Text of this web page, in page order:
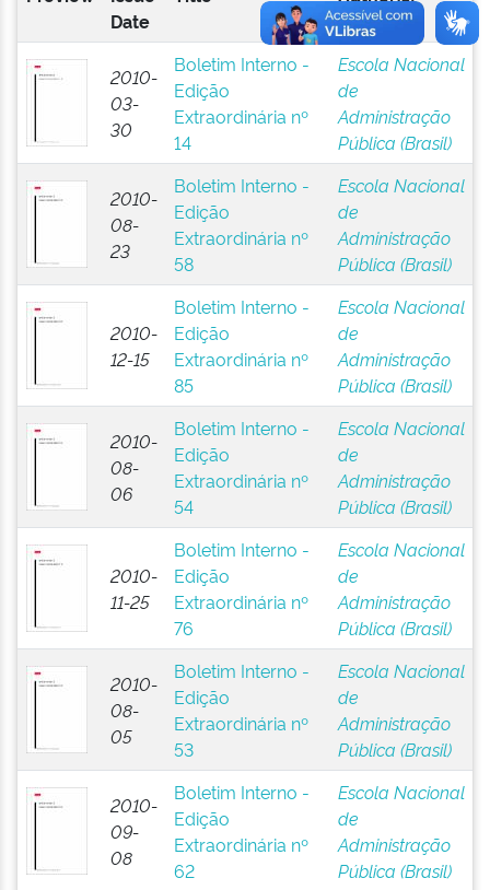
Date
2010-
03-
30
Boletim Interno -
Edição
Extraordinária nº
14
Escola Nacional
de
Administração
Pública (Brasil)
2010-
08-
23
Boletim Interno -
Edição
Extraordinária nº
58
Escola Nacional
de
Administração
Pública (Brasil)
2010-
12-15
Boletim Interno -
Edição
Extraordinária nº
85
Escola Nacional
de
Administração
Pública (Brasil)
2010-
08-
06
Boletim Interno -
Edição
Extraordinária nº
54
Escola Nacional
de
Administração
Pública (Brasil)
2010-
11-25
Boletim Interno -
Edição
Extraordinária nº
76
Escola Nacional
de
Administração
Pública (Brasil)
2010-
08-
05
Boletim Interno -
Edição
Extraordinária nº
53
Escola Nacional
de
Administração
Pública (Brasil)
2010-
09-
08
Boletim Interno -
Edição
Extraordinária nº
62
Escola Nacional
de
Administração
Pública (Brasil)